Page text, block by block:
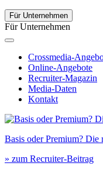
Für Unternehmen
Für Unternehmen
Crossmedia-
Online-Angebote
Recruiter-Magazin
Media-Daten
Kontakt
Basis oder Premium?
» zum Recruiter-Beitrag